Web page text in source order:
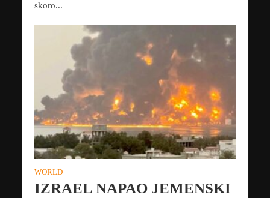
skoro...
WORLD
IZRAEL NAPAO JEMENSKI